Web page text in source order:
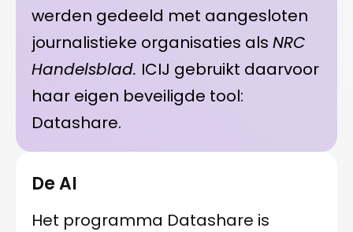
werden gedeeld met aangesloten
journalistieke organisaties als NRC
Handelsblad. ICIJ gebruikt daarvoor
haar eigen beveiligde tool:
Datashare.
De AI
Het programma Datashare is